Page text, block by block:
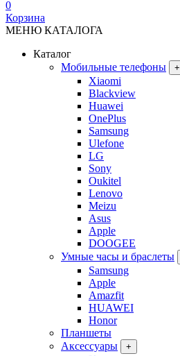
0
Корзина
МЕНЮ КАТАЛОГА
Каталог
Мобильные телефоны
+
Xiaomi
Blackview
Huawei
OnePlus
Samsung
Ulefone
LG
Sony
Oukitel
Lenovo
Meizu
Asus
Apple
DOOGEE
Умные часы и браслеты
Samsung
Apple
Amazfit
HUAWEI
Honor
Планшеты
Аксессуары
+